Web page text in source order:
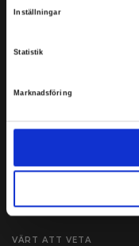
Inställningar
Statistik
Marknadsföring
Pepparvägen 27
S-123 56 Farsta
Kråketorpsgatan 10 B
Org. nr.: 556521-2890
VÄRT ATT VETA